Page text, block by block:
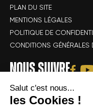
PLAN DU SITE
MENTIONS LÉGALES
POLITIQUE DE
CONDITIONS GÉNÉRALES
NOUS SUIVRE
Salut c'est nous...
les Cookies !